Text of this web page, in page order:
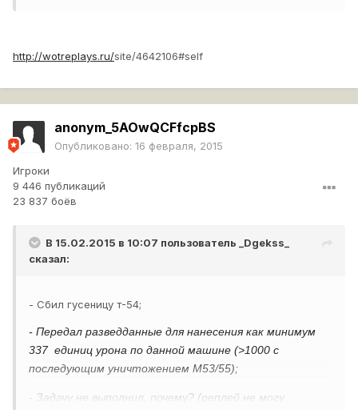
http://wotreplays.ru/site/4642106#self
anonym_5AOwQCFfcpBS
Опубликовано: 16 февраля, 2015
Игроки
9 446 публикаций
23 837 боёв
В 15.02.2015 в 10:07 пользователь _Dgekss_
сказал:
- Сбил гусеницу т-54;
- Передал разведданные для нанесения как минимум
337 единиц урона по данной машине (>1000 с
последующим уничтожением М53/55);
- Задачу не выполнил, почему? (реплей не могу